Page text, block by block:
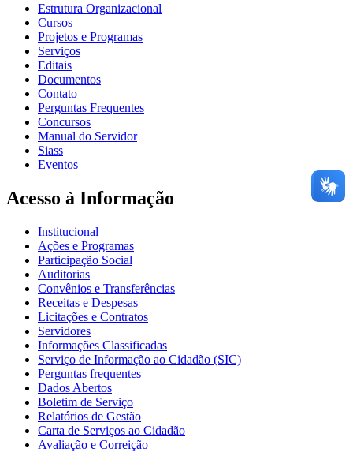
Estrutura Organizacional
Cursos
Projetos e Programas
Serviços
Editais
Documentos
Contato
Perguntas Frequentes
Concursos
Manual do Servidor
Siass
Eventos
Acesso à Informação
Institucional
Ações e Programas
Participação Social
Auditorias
Convênios e Transferências
Receitas e Despesas
Licitações e Contratos
Servidores
Informações Classificadas
Serviço de Informação ao Cidadão (SIC)
Perguntas frequentes
Dados Abertos
Boletim de Serviço
Relatórios de Gestão
Carta de Serviços ao Cidadão
Avaliação e Correição